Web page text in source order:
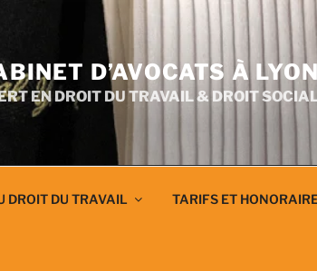
D’AVOCATS À
EN DROIT DU TRAVAIL & DROIT
DROIT DU TRAVAIL TARIFS ET